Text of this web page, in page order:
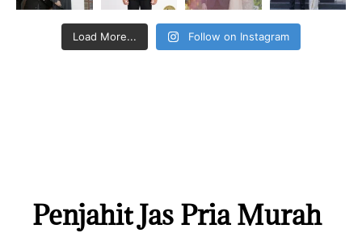
Load More... Follow on Instagram
Penjahit Jas Pria Murah